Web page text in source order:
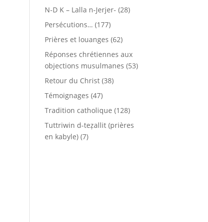
N-D K – Lalla n-Jerjer- (28)
Persécutions… (177)
Prières et louanges (62)
Réponses chrétiennes aux
objections musulmanes (53)
Retour du Christ (38)
Témoignages (47)
Tradition catholique (128)
Tuttriwin d-teẓallit (prières
en kabyle) (7)